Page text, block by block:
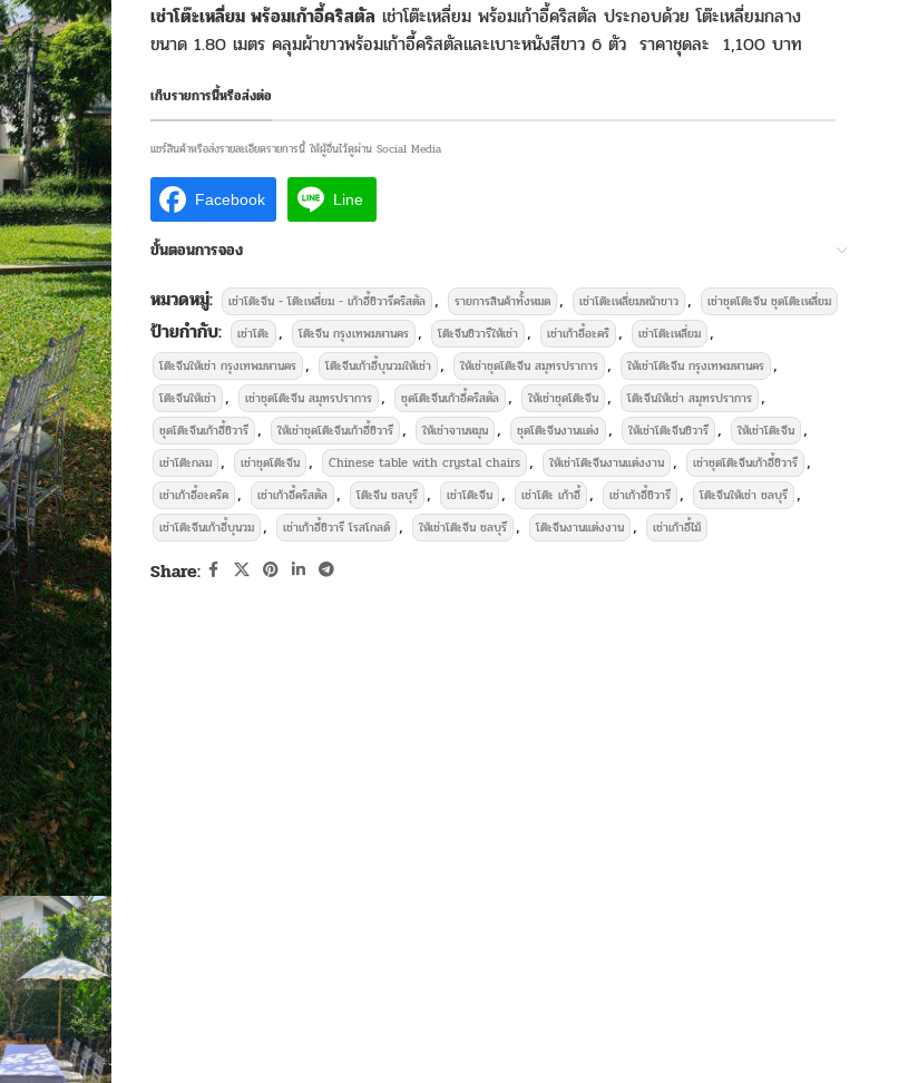
เช่าโต๊ะเหลี่ยม พร้อมเก้าอี้คริสตัล เช่าโต๊ะเหลี่ยม พร้อมเก้าอี้คริสตัล ประกอบด้วย โต๊ะเหลี่ยมกลาง
ขนาด 1.80 เมตร คลุมผ้าขาวพร้อมเก้าอี้คริสตัลและเบาะหนังสีขาว 6 ตัว ราคาชุดละ 1,100 บาท
เก็บรายการนี้หรือส่งต่อ
แชร์สินค้าหรือส่งรายละเอียดรายการนี้ ให้ผู้อื่นไว้ดูผ่าน Social Media
Facebook Line
ขั้นตอนการจอง
หมวดหมู่: เช่าโต๊ะจีน - โต๊ะเหลี่ยม - เก้าอี้ชิวารีคริสตัล , รายการสินค้าทั้งหมด , เช่าโต๊ะเหลี่ยมหน้าขาว , เช่าชุดโต๊ะจีน ชุดโต๊ะเหลี่ยม
ป้ายกำกับ: เช่าโต๊ะ , โต๊ะจีน กรุงเทพมหานคร , โต๊ะจีนชิวารีให้เช่า , เช่าเก้าอี้อะคริ , เช่าโต๊ะเหลี่ยม ,
โต๊ะจีนให้เช่า กรุงเทพมหานคร , โต๊ะจีนเก้าอี้บุนวมให้เช่า , ให้เช่าชุดโต๊ะจีน สมุทรปราการ , ให้เช่าโต๊ะจีน กรุงเทพมหานคร ,
โต๊ะจีนให้เช่า , เช่าชุดโต๊ะจีน สมุทรปราการ , ชุดโต๊ะจีนเก้าอี้คริสตัล , ให้เช่าชุดโต๊ะจีน , โต๊ะจีนให้เช่า สมุทรปราการ ,
ชุดโต๊ะจีนเก้าอี้ชิวารี , ให้เช่าชุดโต๊ะจีนเก้าอี้ชิวารี , ให้เช่าจานหมุน , ชุดโต๊ะจีนงานแต่ง , ให้เช่าโต๊ะจีนชิวารี , ให้เช่าโต๊ะจีน ,
เช่าโต๊ะกลม , เช่าชุดโต๊ะจีน , Chinese table with crystal chairs , ให้เช่าโต๊ะจีนงานแต่งงาน , เช่าชุดโต๊ะจีนเก้าอี้ชิวารี ,
เช่าเก้าอี้อะคริค , เช่าเก้าอี้คริสตัล , โต๊ะจีน ชลบุรี , เช่าโต๊ะจีน , เช่าโต๊ะ เก้าอี้ , เช่าเก้าอี้ชิวารี , โต๊ะจีนให้เช่า ชลบุรี ,
เช่าโต๊ะจีนเก้าอี้บุนวม , เช่าเก้าอี้ชิวารี โรสโกลด์ , ให้เช่าโต๊ะจีน ชลบุรี , โต๊ะจีนงานแต่งงาน , เช่าเก้าอี้ไม้
Share: